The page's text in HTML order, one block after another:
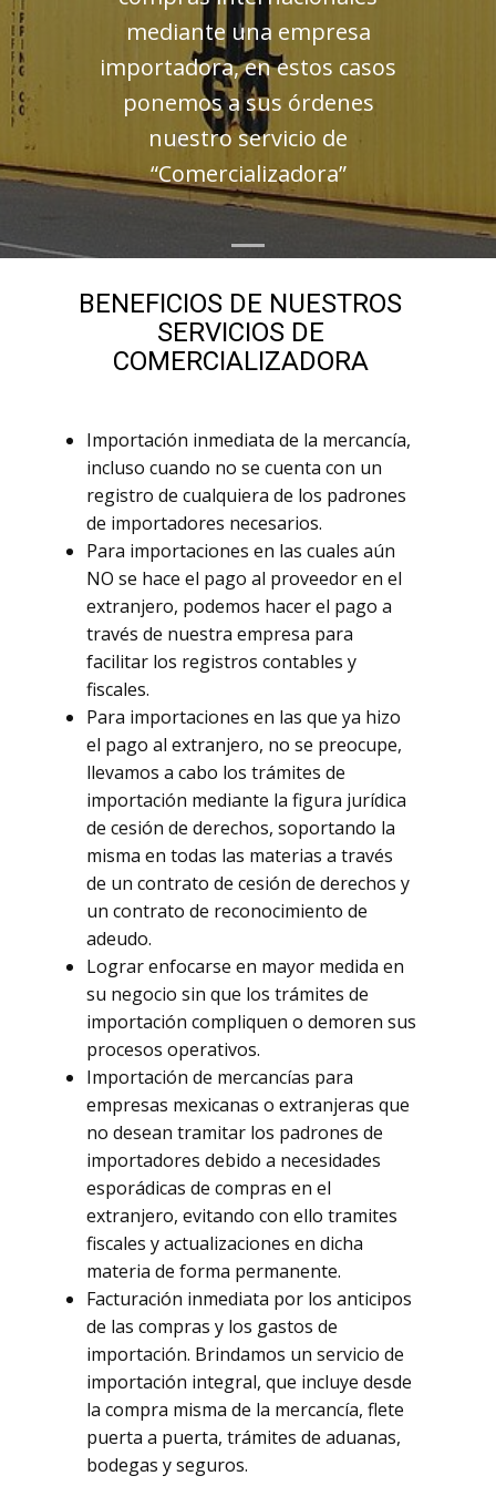
mediante una empresa
importadora, en estos casos
ponemos a sus órdenes
nuestro servicio de
“Comercializadora”
BENEFICIOS DE NUESTROS
SERVICIOS DE
COMERCIALIZADORA
Importación inmediata de la mercancía,
incluso cuando no se cuenta con un
registro de cualquiera de los padrones
de importadores necesarios.
Para importaciones en las cuales aún
NO se hace el pago al proveedor en el
extranjero, podemos hacer el pago a
través de nuestra empresa para
facilitar los registros contables y
fiscales.
Para importaciones en las que ya hizo
el pago al extranjero, no se preocupe,
llevamos a cabo los trámites de
importación mediante la figura jurídica
de cesión de derechos, soportando la
misma en todas las materias a través
de un contrato de cesión de derechos y
un contrato de reconocimiento de
adeudo.
Lograr enfocarse en mayor medida en
su negocio sin que los trámites de
importación compliquen o demoren sus
procesos operativos.
Importación de mercancías para
empresas mexicanas o extranjeras que
no desean tramitar los padrones de
importadores debido a necesidades
esporádicas de compras en el
extranjero, evitando con ello tramites
fiscales y actualizaciones en dicha
materia de forma permanente.
Facturación inmediata por los anticipos
de las compras y los gastos de
importación. Brindamos un servicio de
importación integral, que incluye desde
la compra misma de la mercancía, flete
puerta a puerta, trámites de aduanas,
bodegas y seguros.